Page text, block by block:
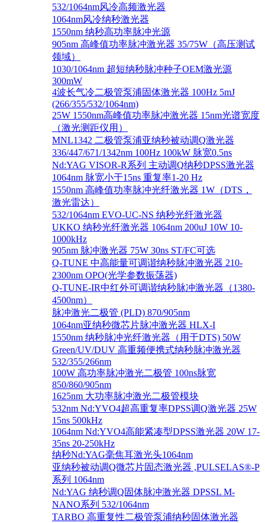
532/1064nm风冷高频激光器
1064nm风冷纳秒激光器
1550nm 纳秒高功率脉冲光源
905nm 高峰值功率脉冲激光器 35/75W（高压测试
领域）
1030/1064nm 超短纳秒脉冲种子OEM激光源
300mW
4波长气冷二极管泵浦固体激光器 100Hz 5mJ
(266/355/532/1064nm)
25W 1550nm高峰值功率脉冲激光器 15nm光谱宽度
（激光测距仪用）
MNL1342 二极管泵浦亚纳秒被动调Q激光器
336/447/671/1342nm 100Hz 100kW 脉宽0.5ns
Nd:YAG VISOR-R系列 主动调Q纳秒DPSS激光器
1064nm 脉宽小于15ns 重复率1-20 Hz
1550nm 高峰值功率脉冲光纤激光器 1W（DTS，
激光雷达）
532/1064nm EVO-UC-NS 纳秒光纤激光器
UKKO 纳秒光纤激光器 1064nm 200uJ 10W 10-
1000kHz
905nm 脉冲激光器 75W 30ns ST/FC可选
Q-TUNE 中高能量可调谐纳秒脉冲激光器 210-
2300nm OPO(光学参数振荡器)
Q-TUNE-IR中红外可调谐纳秒脉冲激光器（1380-
4500nm）
脉冲激光二极管 (PLD) 870/905nm
1064nm亚纳秒微芯片脉冲激光器 HLX-I
1550nm 纳秒脉冲光纤激光器（用于DTS) 50W
Green/UV/DUV 高重频便携式纳秒脉冲激光器
532/355/266nm
100W 高功率脉冲激光二极管 100ns脉宽
850/860/905nm
1625nm 大功率脉冲激光二极管模块
532nm Nd:YVO4超高重复率DPSS调Q激光器 25W
15ns 500kHz
1064nm Nd:YVO4高能紧凑型DPSS激光器 20W 17-
35ns 20-250kHz
纳秒Nd:YAG毫焦耳激光头1064nm
亚纳秒被动调Q微芯片固态激光器 ,PULSELAS®-P
系列 1064nm
Nd:YAG 纳秒调Q固体脉冲激光器 DPSSL M-
NANO系列 532/1064nm
TARBO 高重复性二极管泵浦纳秒固体激光器